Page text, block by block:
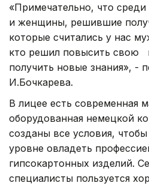
«Примечательно, что
и женщины, решившие
которые считались у нас
кто решил повысить свою
получить новые знания», -
И.Бочкарева.
В лицее есть современная
оборудованная немецкой
созданы все условия,
уровне овладеть
гипсокартонных изделий.
специалисты пользуется